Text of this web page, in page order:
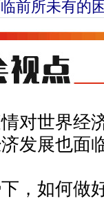
前所未有的
世界经
发展也面
如何做好